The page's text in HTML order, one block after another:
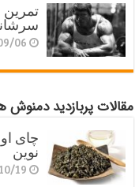
06
مقالات پربازدید
چای
نوین
19